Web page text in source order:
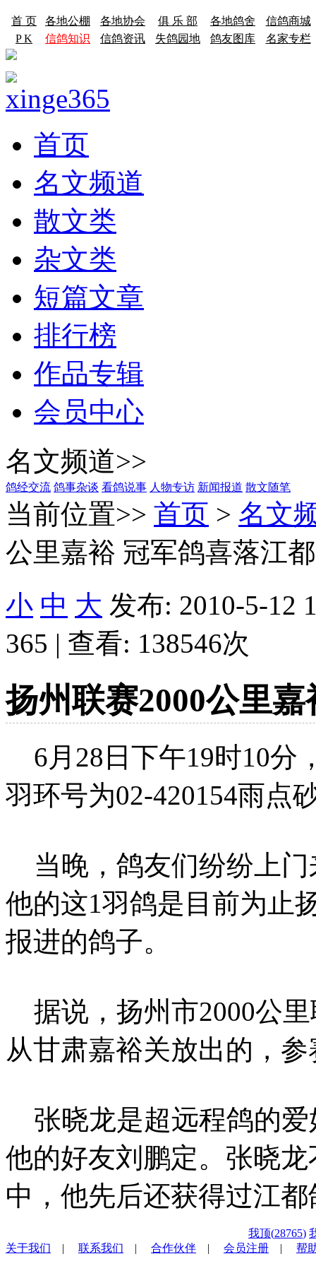
首 页 各地公棚 各地协会 俱 乐 部 各地鸽舍
信鸽商城
P K
信鸽知识 信鸽资讯 失鸽园地 鸽友图库 名家专栏
首页
名文频道
散文类
杂文类
短篇文章
排行榜
作品专辑
会员中心
名文频道>>
鸽经交流 鸽事杂谈 看鸽说事 人物专访 新闻报道 散文随笔
当前位置>> 首页 > 名文
公里嘉裕 冠军鸽喜落江都
小 中 大 发布: 2010-5-12
365 | 查看: 138546次
扬州联赛2000公里
6月28日下午19时10分
羽环号为02-420154雨点
当晚，鸽友们纷纷上门
他的这1羽鸽是目前为止
报进的鸽子。
据说，扬州市2000公
从甘肃嘉裕关放出的，参
张晓龙是超远程鸽的爱
他的好友刘鹏定。张晓
中，他先后还获得过江
我顶(28765)
关于我们 | 联系我们 | 合作伙伴 | 会员注册 | 帮